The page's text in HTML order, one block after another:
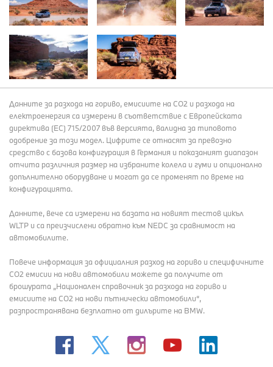
Данните за разхода на гориво, емисиите на СО2 и разхода на
електроенергия са измерени в съответствие с Европейската
директива (EC) 715/2007 във версията, валидна за типовото
одобрение за този модел. Цифрите се отнасят за превозно
средство с базова конфигурация в Германия и показаният диапазон
отчита различния размер на избраните колела и гуми и опционално
допълнително оборудване и могат да се променят по време на
конфигурацията.
Данните, вече са измерени на базата на новият тестов цикъл
WLTP и са преизчислени обратно към NEDC за сравнимост на
автомобилите.
Повече информация за официалния разход на гориво и специфичните
СО2 емисии на нови автомобили можете да получите от
брошурата „Национален справочник за разхода на гориво и
емисиите на CO2 на нови пътнически автомобили“,
разпространявана безплатно от дилърите на BMW.